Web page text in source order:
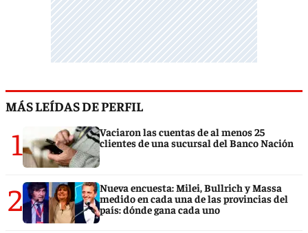
MÁS LEÍDAS DE PERFIL
1
Vaciaron las cuentas de al menos 25
clientes de una sucursal del Banco Nación
2
Nueva encuesta: Milei, Bullrich y Massa
medido en cada una de las provincias del
país: dónde gana cada uno